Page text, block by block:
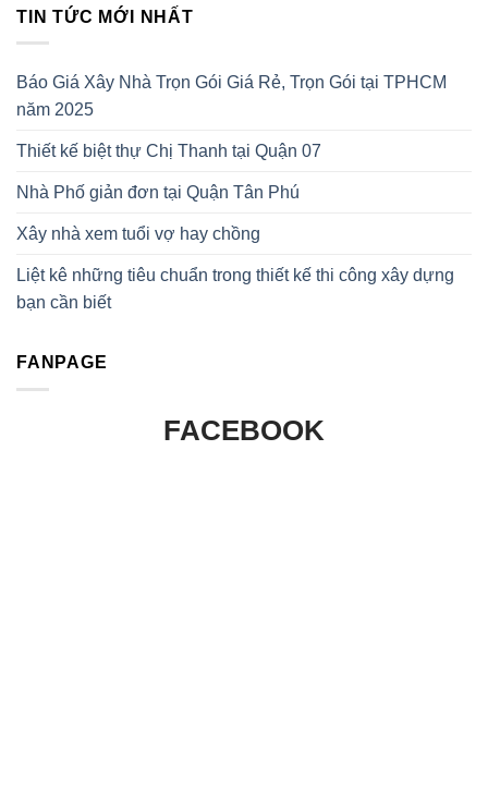
TIN TỨC MỚI NHẤT
Báo Giá Xây Nhà Trọn Gói Giá Rẻ, Trọn Gói tại TPHCM
năm 2025
Thiết kế biệt thự Chị Thanh tại Quận 07
Nhà Phố giản đơn tại Quận Tân Phú
Xây nhà xem tuổi vợ hay chồng
Liệt kê những tiêu chuẩn trong thiết kế thi công xây dựng
bạn cần biết
FANPAGE
FACEBOOK